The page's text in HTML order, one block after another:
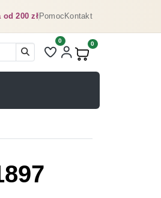
200 złPomocKontakt
Liczba pozycji na liście
0
Produkty w koszyku:
0